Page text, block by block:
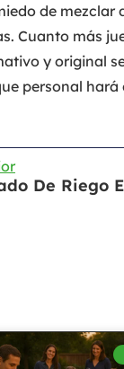
de mezclar
Cuanto más
y original
personal